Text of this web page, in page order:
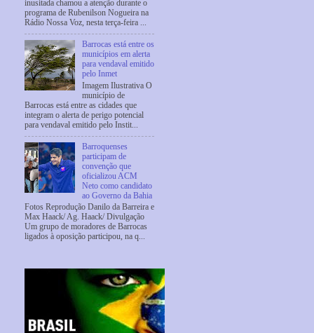
inusitada chamou a atenção durante o
programa de Rubenilson Nogueira na
Rádio Nossa Voz, nesta terça-feira ...
Barrocas está entre os
municípios em alerta
para vendaval emitido
pelo Inmet
Imagem Ilustrativa O
município de
Barrocas está entre as cidades que
integram o alerta de perigo potencial
para vendaval emitido pelo Instit...
Barroquenses
participam de
convenção que
oficializou ACM
Neto como candidato
ao Governo da Bahia
Fotos Reprodução Danilo da Barreira e
Max Haack/ Ag. Haack/ Divulgação
Um grupo de moradores de Barrocas
ligados à oposição participou, na q...